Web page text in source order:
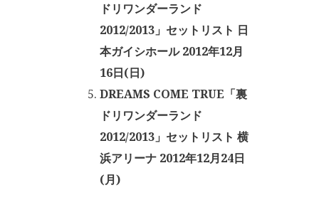
ドリワンダーランド
2012/2013」セットリスト 日
本ガイシホール 2012年12月
16日(日)
DREAMS COME TRUE「裏
ドリワンダーランド
2012/2013」セットリスト 横
浜アリーナ 2012年12月24日
(月)